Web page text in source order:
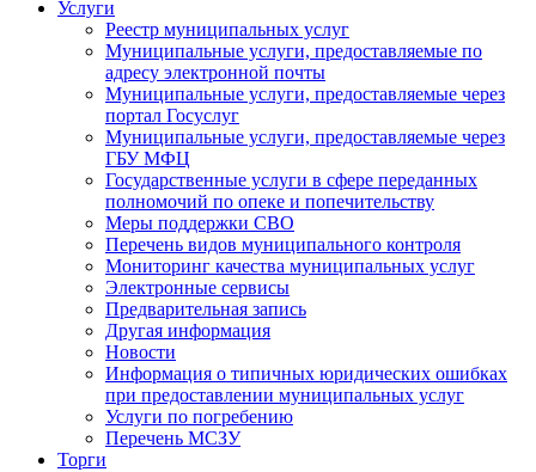
Услуги
Реестр муниципальных услуг
Муниципальные услуги, предоставляемые по
адресу электронной почты
Муниципальные услуги, предоставляемые через
портал Госуслуг
Муниципальные услуги, предоставляемые через
ГБУ МФЦ
Государственные услуги в сфере переданных
полномочий по опеке и попечительству
Меры поддержки СВО
Перечень видов муниципального контроля
Мониторинг качества муниципальных услуг
Электронные сервисы
Предварительная запись
Другая информация
Новости
Информация о типичных юридических ошибках
при предоставлении муниципальных услуг
Услуги по погребению
Перечень МСЗУ
Торги